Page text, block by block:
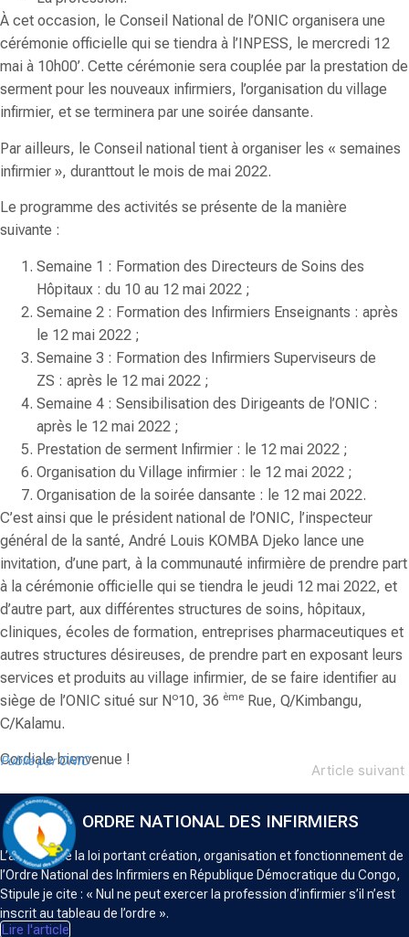
À cet occasion, le Conseil National de l’ONIC organisera une
cérémonie officielle qui se tiendra à l’INPESS, le mercredi 12
mai à 10h00’. Cette cérémonie sera couplée par la prestation de
serment pour les nouveaux infirmiers, l’organisation du village
infirmier, et se terminera par une soirée dansante.
Par ailleurs, le Conseil national tient à organiser les « semaines
infirmier », duranttout le mois de mai 2022.
Le programme des activités se présente de la manière
suivante :
Semaine 1 : Formation des Directeurs de Soins des
Hôpitaux : du 10 au 12 mai 2022 ;
Semaine 2 : Formation des Infirmiers Enseignants : après
le 12 mai 2022 ;
Semaine 3 : Formation des Infirmiers Superviseurs de
ZS : après le 12 mai 2022 ;
Semaine 4 : Sensibilisation des Dirigeants de l’ONIC :
après le 12 mai 2022 ;
Prestation de serment Infirmier : le 12 mai 2022 ;
Organisation du Village infirmier : le 12 mai 2022 ;
Organisation de la soirée dansante : le 12 mai 2022.
C’est ainsi que le président national de l’ONIC, l’inspecteur
général de la santé, André Louis KOMBA Djeko lance une
invitation, d’une part, à la communauté infirmière de prendre part
à la cérémonie officielle qui se tiendra le jeudi 12 mai 2022, et
d’autre part, aux différentes structures de soins, hôpitaux,
cliniques, écoles de formation, entreprises pharmaceutiques et
autres structures désireuses, de prendre part en exposant leurs
services et produits au village infirmier, de se faire identifier au
siège de l’ONIC situé sur No10, 36 ème Rue, Q/Kimbangu,
C/Kalamu.
Cordiale bienvenue !
Publié par ONIC
Article suivant
ORDRE NATIONAL DES INFIRMIERS
L’article 5 de la loi portant création, organisation et fonctionnement de
l’Ordre National des Infirmiers en République Démocratique du Congo,
Stipule je cite : « Nul ne peut exercer la profession d’infirmier s’il n’est
inscrit au tableau de l’ordre ».
Lire l'article